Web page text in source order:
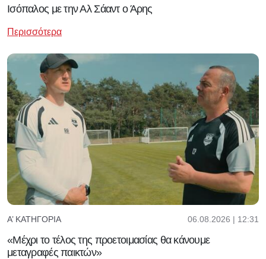
Ισόπαλος με την Αλ Σάαντ ο Άρης
Περισσότερα
Α’ ΚΑΤΗΓΟΡΊΑ 06.08.2026 | 12:31
«Μέχρι το τέλος της προετοιμασίας θα κάνουμε
μεταγραφές παικτών»